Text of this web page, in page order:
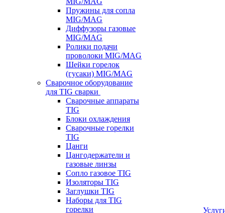
Пружины для сопла
MIG/MAG
Диффузоры газовые
MIG/MAG
Ролики подачи
проволоки MIG/MAG
Шейки горелок
(гусаки) MIG/MAG
Сварочное оборудование
для TIG сварки
Сварочные аппараты
TIG
Блоки охлаждения
Сварочные горелки
TIG
Цанги
Цангодержатели и
газовые линзы
Сопло газовое TIG
Изоляторы TIG
Заглушки TIG
Наборы для TIG
горелки